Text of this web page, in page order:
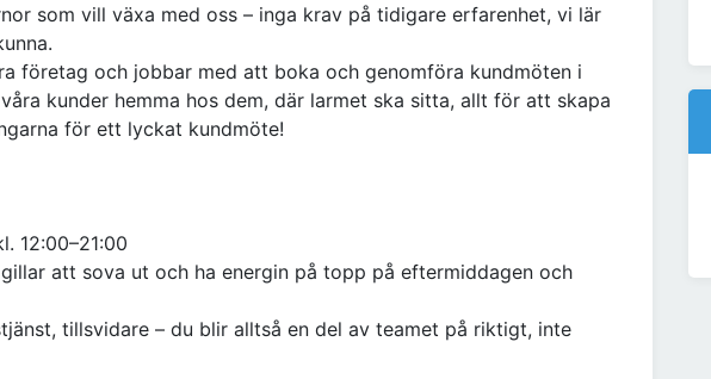
som vill växa med oss – inga krav på tidigare erfarenhet, vi lär
företag och jobbar med att boka och genomföra kundmöten i
kunder hemma hos dem, där larmet ska sitta, allt för att skapa
för ett lyckat kundmöte!
12:00–21:00
att sova ut och ha energin på topp på eftermiddagen och
tillsvidare – du blir alltså en del av teamet på riktigt, inte